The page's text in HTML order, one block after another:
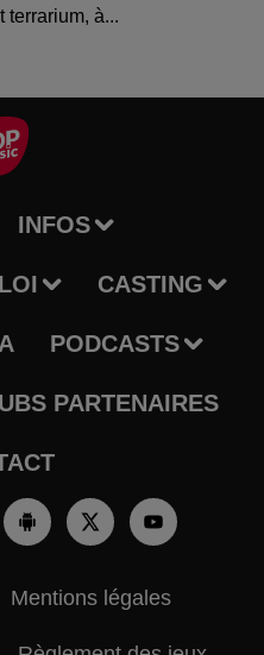
terrarium, à...
INFOS
CASTING
PODCASTS
PARTENAIRES
Mentions légales